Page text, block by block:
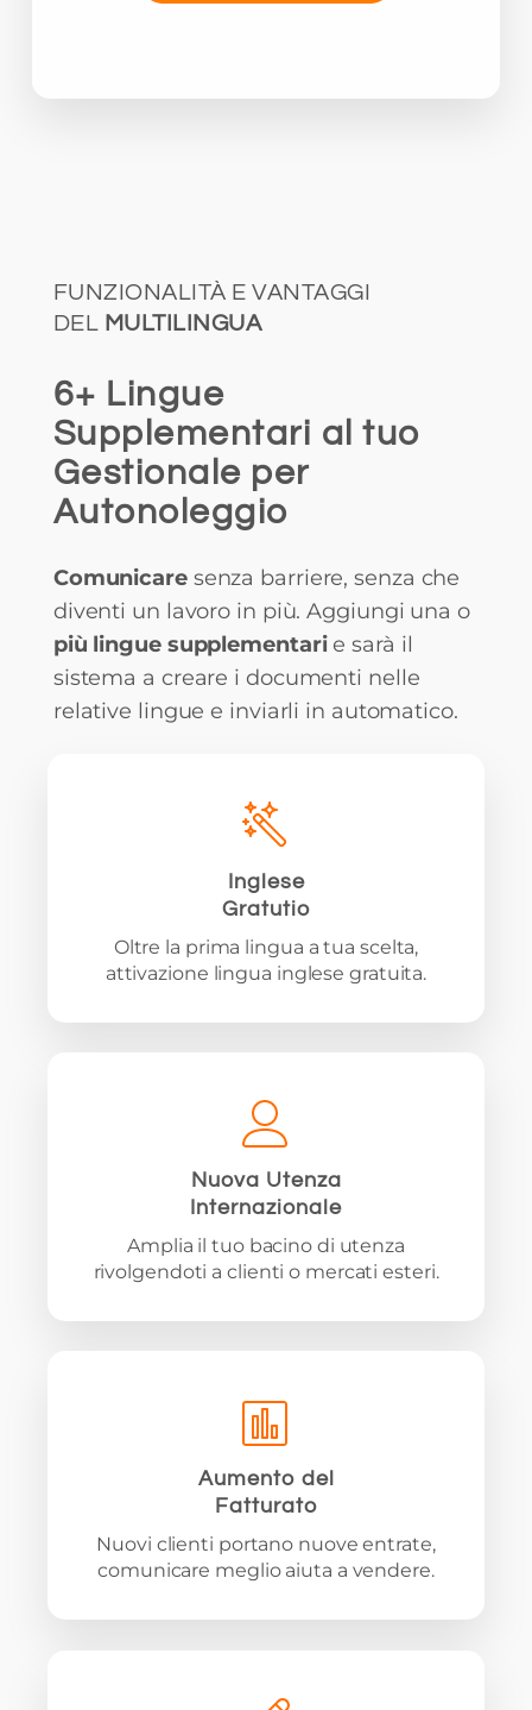
FUNZIONALITÀ E VANTAGGI
DEL MULTILINGUA
6+ Lingue
Supplementari al tuo
Gestionale per
Autonoleggio
Comunicaresenza barriere, senza che
diventi un lavoro in più. Aggiungi una o
più lingue supplementarie sarà il
sistema a creare i documenti nelle
relative lingue e inviarli in automatico.
Inglese
Gratutio
Oltre la prima lingua a tua scelta,
attivazione lingua inglese gratuita.
Nuova Utenza
Internazionale
Amplia il tuo bacino di utenza
rivolgendoti a clienti o mercati esteri.
Aumento del
Fatturato
Nuovi clienti portano nuove entrate,
comunicare meglio aiuta a vendere.